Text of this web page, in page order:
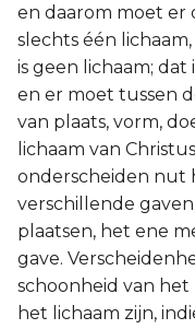
en daarom moet er
slechts één
is geen lichaam;
en er moet tussen
van plaats, vorm,
lichaam van
onderscheiden nut
verschillende
plaatsen, het ene
gave.
schoonheid van
het lichaam zijn,